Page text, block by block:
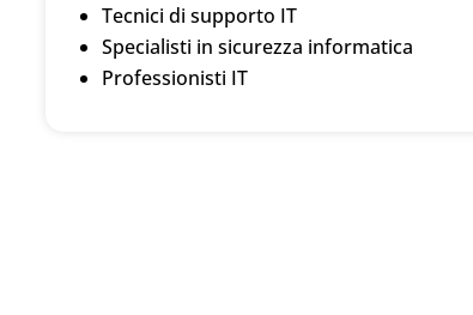
Tecnici di supporto IT
Specialisti in sicurezza informatica
Professionisti IT